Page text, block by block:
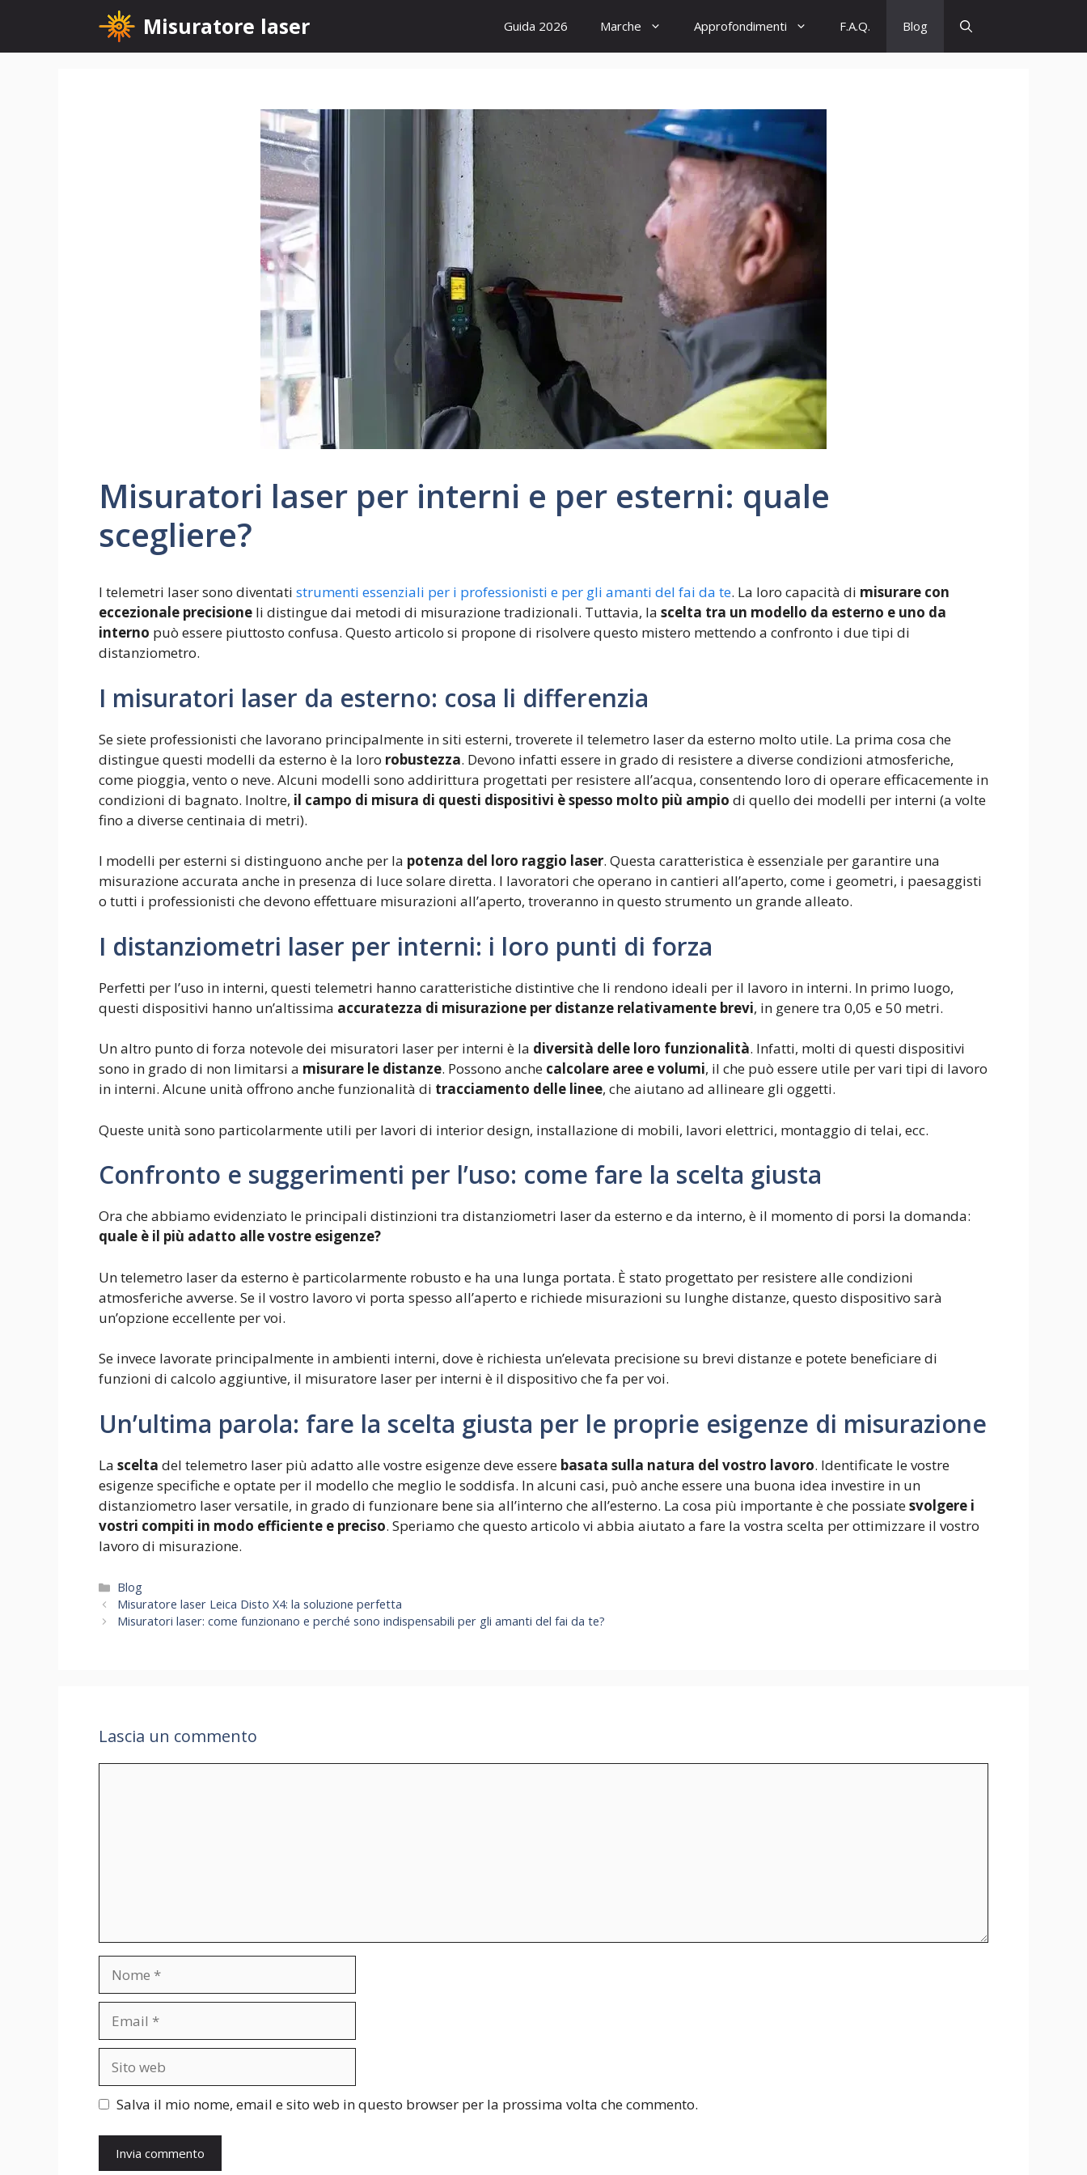
contenuto
Misuratore laser Guida 2026 Marche Approfondimenti F.A.Q. Blog
Misuratori laser per interni e per esterni: quale
scegliere?
I telemetri laser sono diventati strumenti essenziali per i professionisti e per gli amanti del fai da te. La loro capacità di misurare con
eccezionale precisione li distingue dai metodi di misurazione tradizionali. Tuttavia, la scelta tra un modello da esterno e uno da
interno può essere piuttosto confusa. Questo articolo si propone di risolvere questo mistero mettendo a confronto i due tipi di
distanziometro.
I misuratori laser da esterno: cosa li differenzia
Se siete professionisti che lavorano principalmente in siti esterni, troverete il telemetro laser da esterno molto utile. La prima cosa che
distingue questi modelli da esterno è la loro robustezza. Devono infatti essere in grado di resistere a diverse condizioni atmosferiche,
come pioggia, vento o neve. Alcuni modelli sono addirittura progettati per resistere all’acqua, consentendo loro di operare efficacemente in
condizioni di bagnato. Inoltre, il campo di misura di questi dispositivi è spesso molto più ampio di quello dei modelli per interni (a volte
fino a diverse centinaia di metri).
I modelli per esterni si distinguono anche per la potenza del loro raggio laser. Questa caratteristica è essenziale per garantire una
misurazione accurata anche in presenza di luce solare diretta. I lavoratori che operano in cantieri all’aperto, come i geometri, i paesaggisti
o tutti i professionisti che devono effettuare misurazioni all’aperto, troveranno in questo strumento un grande alleato.
I distanziometri laser per interni: i loro punti di forza
Perfetti per l’uso in interni, questi telemetri hanno caratteristiche distintive che li rendono ideali per il lavoro in interni. In primo luogo,
questi dispositivi hanno un’altissima accuratezza di misurazione per distanze relativamente brevi, in genere tra 0,05 e 50 metri.
Un altro punto di forza notevole dei misuratori laser per interni è la diversità delle loro funzionalità. Infatti, molti di questi dispositivi
sono in grado di non limitarsi a misurare le distanze. Possono anche calcolare aree e volumi, il che può essere utile per vari tipi di lavoro
in interni. Alcune unità offrono anche funzionalità di tracciamento delle linee, che aiutano ad allineare gli oggetti.
Queste unità sono particolarmente utili per lavori di interior design, installazione di mobili, lavori elettrici, montaggio di telai, ecc.
Confronto e suggerimenti per l’uso: come fare la scelta giusta
Ora che abbiamo evidenziato le principali distinzioni tra distanziometri laser da esterno e da interno, è il momento di porsi la domanda:
quale è il più adatto alle vostre esigenze?
Un telemetro laser da esterno è particolarmente robusto e ha una lunga portata. È stato progettato per resistere alle condizioni
atmosferiche avverse. Se il vostro lavoro vi porta spesso all’aperto e richiede misurazioni su lunghe distanze, questo dispositivo sarà
un’opzione eccellente per voi.
Se invece lavorate principalmente in ambienti interni, dove è richiesta un’elevata precisione su brevi distanze e potete beneficiare di
funzioni di calcolo aggiuntive, il misuratore laser per interni è il dispositivo che fa per voi.
Un’ultima parola: fare la scelta giusta per le proprie esigenze di misurazione
La scelta del telemetro laser più adatto alle vostre esigenze deve essere basata sulla natura del vostro lavoro. Identificate le vostre
esigenze specifiche e optate per il modello che meglio le soddisfa. In alcuni casi, può anche essere una buona idea investire in un
distanziometro laser versatile, in grado di funzionare bene sia all’interno che all’esterno. La cosa più importante è che possiatesvolgere i
vostri compiti in modo efficiente e preciso. Speriamo che questo articolo vi abbia aiutato a fare la vostra scelta per ottimizzare il vostro
lavoro di misurazione.
Categorie
Blog
Misuratore laser Leica Disto X4: la soluzione perfetta
Misuratori laser: come funzionano e perché sono indispensabili per gli amanti del fai da te?
Lascia un commento
web
Salva il mio nome, email e sito web in questo browser per la prossima volta che commento.